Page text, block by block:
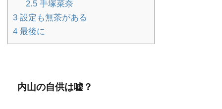
2.5手塚菜奈
3 設定も無茶がある
4 最後に
内山の自供は嘘？